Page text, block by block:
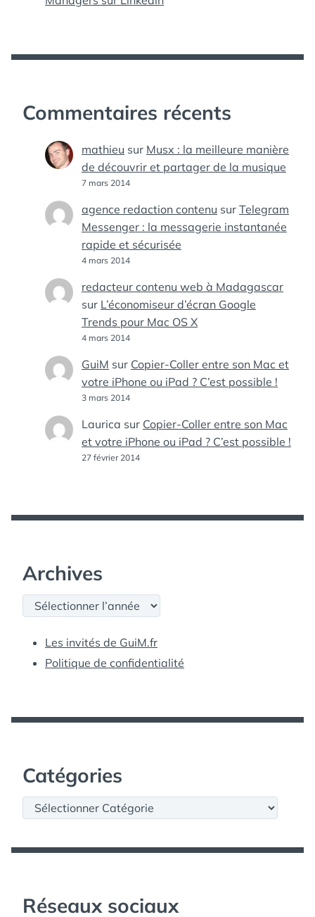
Commentaires récents
mathieu sur Musx : la meilleure manière
de découvrir et partager de la musique
7 mars 2014
agence redaction contenu sur Telegram
Messenger : la messagerie instantanée
rapide et sécurisée
4 mars 2014
redacteur contenu web à Madagascar
sur L’économiseur d’écran Google
Trends pour Mac OS X
4 mars 2014
GuiM sur Copier-Coller entre son Mac et
votre iPhone ou iPad ? C’est possible !
3 mars 2014
Laurica sur Copier-Coller entre son Mac
et votre iPhone ou iPad ? C’est possible !
27 février 2014
Archives
Archives
Les invités de GuiM.fr
Politique de confidentialité
Catégories
Catégories
Réseaux sociaux